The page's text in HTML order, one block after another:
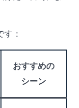
：
おすすめの
シーン